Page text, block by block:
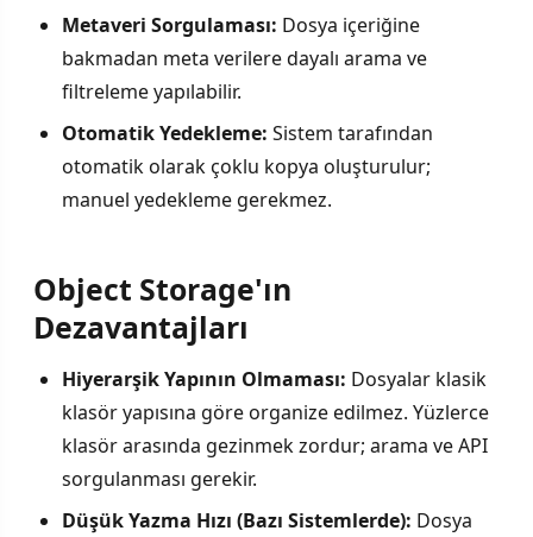
Metaveri Sorgulaması: Dosya içeriğine
bakmadan meta verilere dayalı arama ve
filtreleme yapılabilir.
Otomatik Yedekleme: Sistem tarafından
otomatik olarak çoklu kopya oluşturulur;
manuel yedekleme gerekmez.
Object Storage'ın
Dezavantajları
Hiyerarşik Yapının Olmaması: Dosyalar klasik
klasör yapısına göre organize edilmez. Yüzlerce
klasör arasında gezinmek zordur; arama ve API
sorgulanması gerekir.
Düşük Yazma Hızı (Bazı Sistemlerde): Dosya